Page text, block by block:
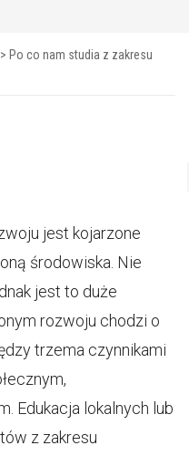
> Po co nam studia z zakresu
jest kojarzone
środowiska. Nie
jest to duże
rozwoju chodzi o
trzema czynnikami
Edukacja lokalnych lub
z zakresu